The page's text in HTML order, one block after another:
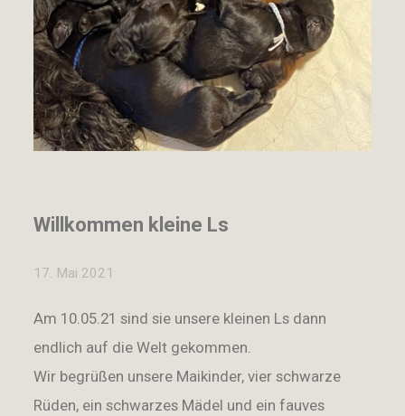
Willkommen kleine Ls
17. Mai 2021
Am 10.05.21 sind sie unsere kleinen Ls dann
endlich auf die Welt gekommen.
Wir begrüßen unsere Maikinder, vier schwarze
Rüden, ein schwarzes Mädel und ein fauves